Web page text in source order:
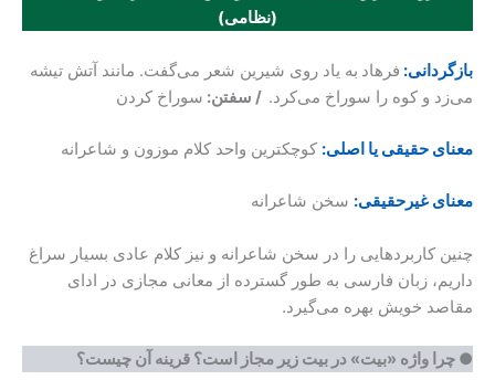
(نظامی)
بازگردانی: فرهاد به یاد روی شیرین شعر می‌گفت. مانند آتش تیشه
می‌زد و کوه را سوراخ می‌کرد. / سفتن: سوراخ کردن
معنای حقیقی یا اصلی: کوچکترین واحد کلام موزون و شاعرانه
معنای غیرحقیقی: سخن شاعرانه
چنین کاربردهایی را در سخن شاعرانه و نیز کلام عادی بسیار سراغ
داریم، زبان فارسی به طور گسترده از معانی مجازی در ادای
مقاصد خویش بهره می‌گیرد.
● چرا واژه «بیت» در بیت زیر مجاز است؟ قرینه آن چیست؟